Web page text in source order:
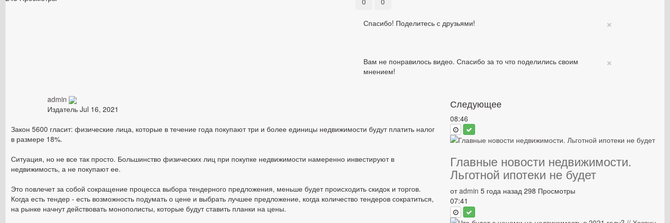
×
Спасибо! Поделитесь с друзьями!
×
Вам не понравилось видео. Спасибо за то что поделились своим
мнением!
admin
ИздательJul 16, 2021
Закон 5600 гласит: физические лица, которые в течение года покупают три и более единицы недвижимости будут платить налог
в размере 18%.
Ситуация, но не все так просто. Большинство физических лиц при покупке недвижимости намеренно инвестируют в
недвижимость, а не покупают ее.
Это повлечет за собой сокращение процесса выбора тендерного предложения, меньше будет происходить скидок и торгов.
Когда есть тендер - есть возможность подумать о цене и выбрать лучшее предложение, когда количество тендеров сократиться,
на рынке начнут действовать монополисты, которые будут ставить планки на цены.
Следующее
08:46
Главные новости недвижимости.
Льготной ипотеки не будет
отadmin 5 года назад 298 Просмотры
07:41